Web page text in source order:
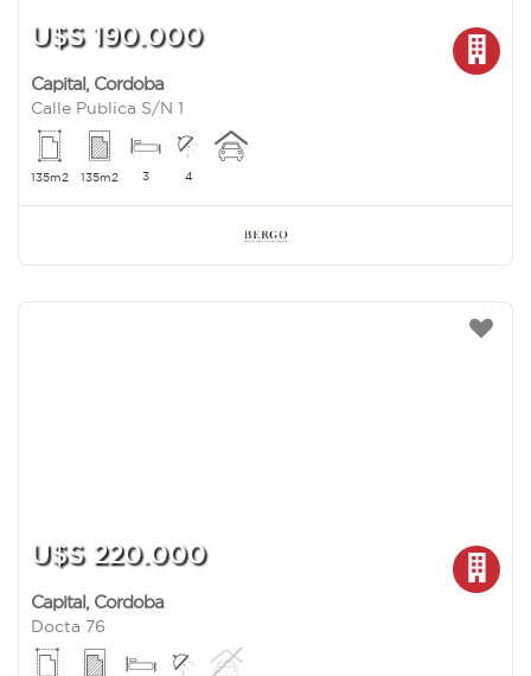
U$S 190.000
Capital, Cordoba
Calle Publica S/N 1
135m2 135m2 3 4
U$S 220.000
Capital, Cordoba
Docta 76